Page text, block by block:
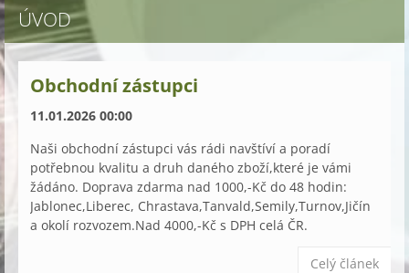
ÚVOD
Obchodní zástupci
11.01.2026 00:00
Naši obchodní zástupci vás rádi navštíví a poradí
potřebnou kvalitu a druh daného zboží,které je vámi
žádáno. Doprava zdarma nad 1000,-Kč do 48 hodin:
Jablonec,Liberec, Chrastava,Tanvald,Semily,Turnov,Jičín
a okolí rozvozem.Nad 4000,-Kč s DPH celá ČR.
Celý článek